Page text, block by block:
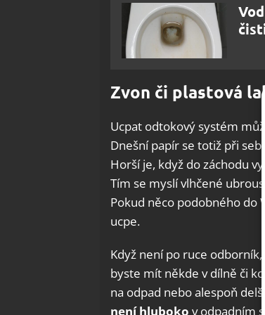
Zvon či plastová
Ucpat odtokový systém
Dnešní papír se totiž při
Horší je, když do záchodu
Tím se myslí vlhčené
Pokud něco podobného do
ucpe.
Když není po ruce
byste mít někde v dílně či
na odpad nebo alespoň
není hluboko v odpadním